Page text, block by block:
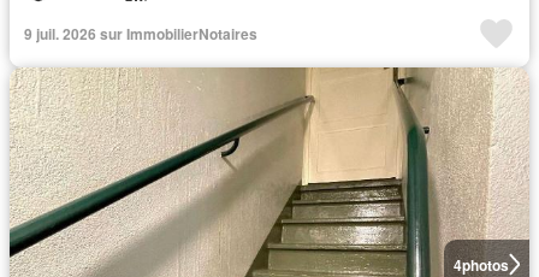
9 juil. 2026 sur ImmobilierNotaires
4photos